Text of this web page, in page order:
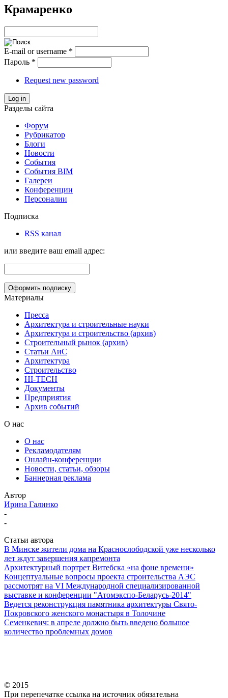
Крамаренко
E-mail or username *
Пароль *
Request new password
Log in
Разделы сайта
Форум
Рубрикатор
Блоги
Новости
События
События BIM
Галереи
Конференции
Персоналии
Подписка
RSS канал
или введите ваш email адрес:
Материалы
Пресса
Архитектура и строительные науки
Архитектура и строительство (архив)
Строительный рынок (архив)
Статьи АиС
Архитектура
Строительство
HI-TECH
Документы
Предприятия
Архив событий
О нас
О нас
Рекламодателям
Онлайн-конференции
Новости, статьи, обзоры
Баннерная реклама
Автор
Ирина Галинко
-
-
Статьи автора
В Минске жители дома на Краснослободской уже несколько
лет ждут завершения капремонта
Архитектурный портрет Витебска «на фоне времени»
Концептуальные вопросы проекта строительства АЭС
рассмотрят на VI Международной специализированной
выставке и конференции "Атомэкспо-Беларусь-2014"
Ведется реконструкция памятника архитектуры Свято-
Покровского женского монастыря в Толочине
Семенкевич: в апреле должно быть введено большое
количество проблемных домов
© 2015
При перепечатке ссылка на источник обязательна